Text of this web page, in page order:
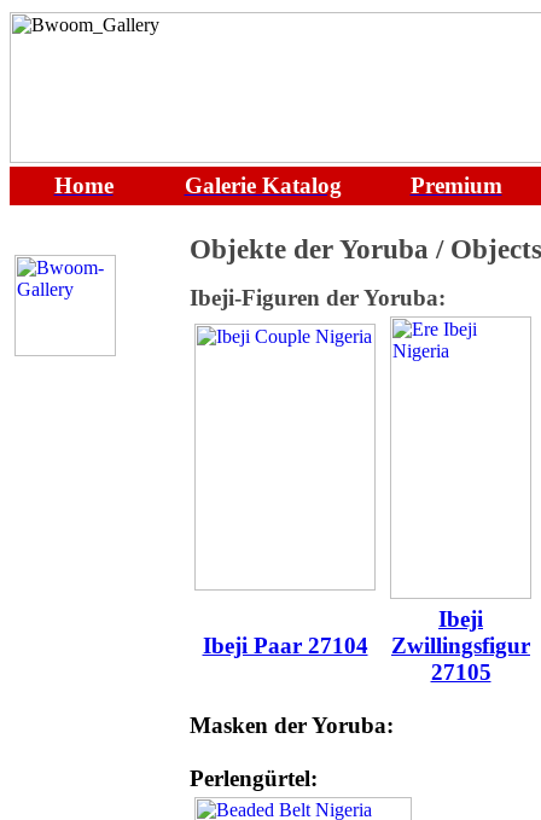
Home Galerie Katalog Premium
Objekte der Yoruba /
Ibeji-Figuren der Yoruba:
Ibeji Paar 27104
Ibeji
Zwillingsfigur
27105
Masken der Yoruba:
Perlengürtel: